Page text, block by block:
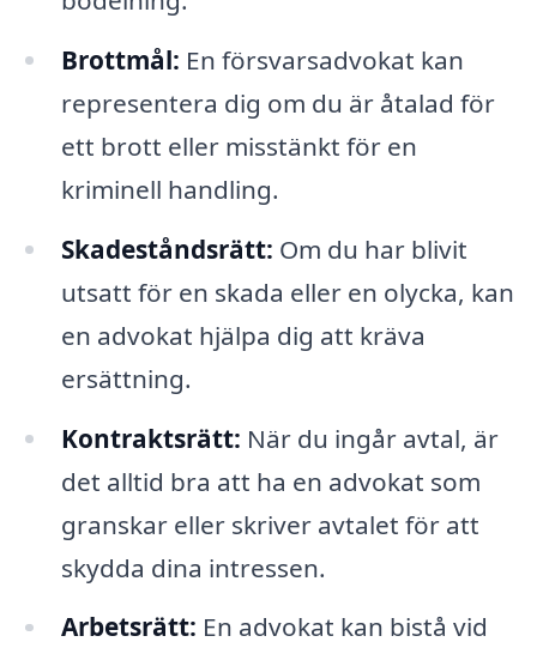
Brottmål: En försvarsadvokat kan
representera dig om du är åtalad för
ett brott eller misstänkt för en
kriminell handling.
Skadeståndsrätt: Om du har blivit
utsatt för en skada eller en olycka, kan
en advokat hjälpa dig att kräva
ersättning.
Kontraktsrätt: När du ingår avtal, är
det alltid bra att ha en advokat som
granskar eller skriver avtalet för att
skydda dina intressen.
Arbetsrätt: En advokat kan bistå vid